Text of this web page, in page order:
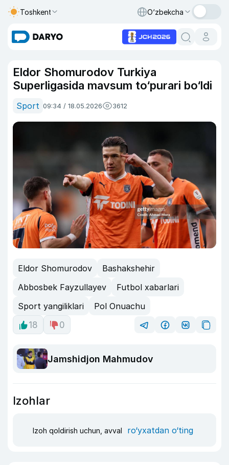
Toshkent O‘zbekcha
Eldor Shomurodov Turkiya
Superligasida mavsum to‘purari bo‘ldi
Sport 09:34 / 18.05.2026 3612
Eldor Shomurodov
Bashakshehir
Abbosbek Fayzullayev
Futbol xabarlari
Sport yangiliklari
Pol Onuachu
18
0
Jamshidjon Mahmudov
Izohlar
Izoh qoldirish uchun, avval ro‘yxatdan o‘ting